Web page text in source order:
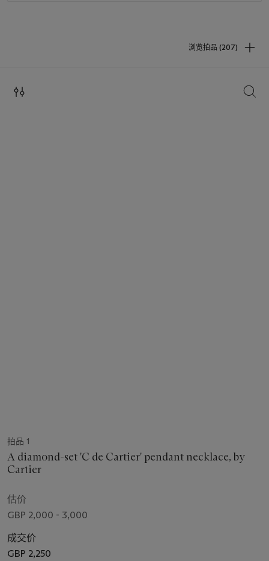
浏览拍品 (207)
搜索
拍品 1
A diamond-set 'C de Cartier' pendant necklace, by
Cartier
估价
GBP 2,000 - 3,000
成交价
GBP 2,250